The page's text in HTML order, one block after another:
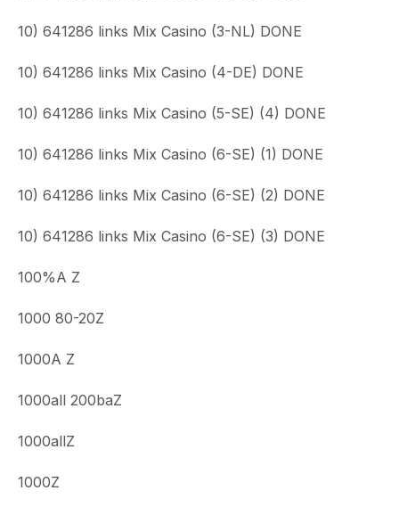
10) 641286 links Mix Casino (3-NL) DONE
10) 641286 links Mix Casino (4-DE) DONE
10) 641286 links Mix Casino (5-SE) (4) DONE
10) 641286 links Mix Casino (6-SE) (1) DONE
10) 641286 links Mix Casino (6-SE) (2) DONE
10) 641286 links Mix Casino (6-SE) (3) DONE
100%A Z
1000 80-20Z
1000A Z
1000all 200baZ
1000allZ
1000Z